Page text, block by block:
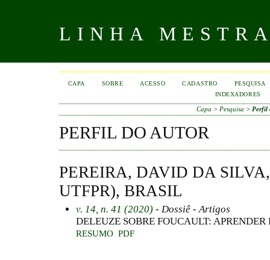
LINHA
CAPA SOBRE ACESSO CADASTRO
PESQUISA
INDEXADORES
Capa > Pesquisa > Perfil
PERFIL DO AUTOR
PEREIRA, DAVID DA
UTFPR), BRASIL
v. 14, n. 41 (2020) - Dossiê - Artigos
DELEUZE SOBRE FOUCAULT: APRENDER
RESUMO PDF